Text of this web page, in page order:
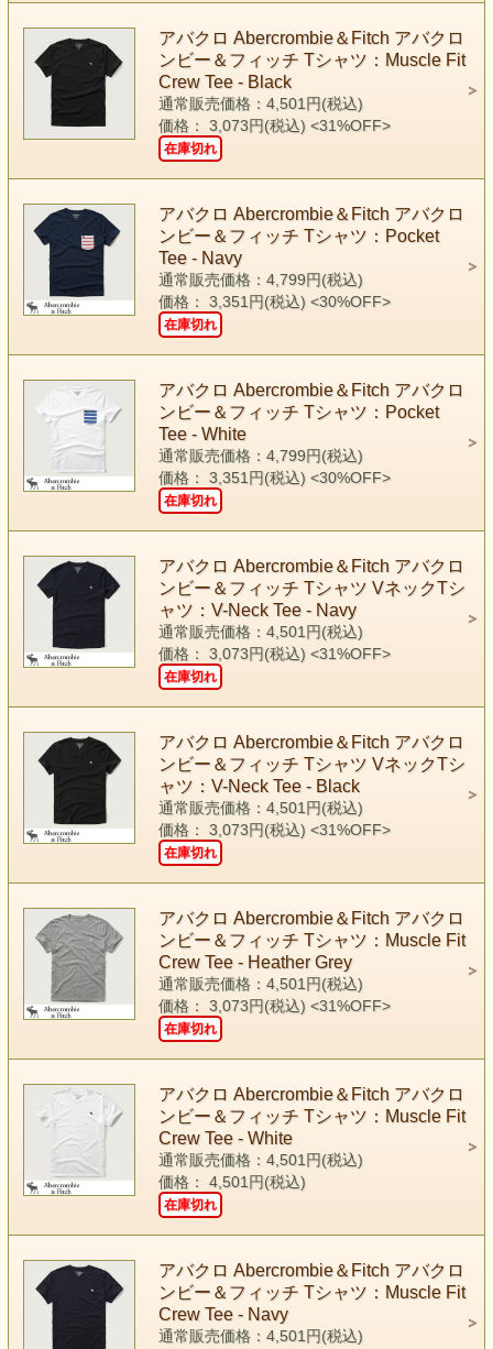
アバクロ Abercrombie＆Fitch アバクロ
ンビー＆フィッチ Tシャツ：Muscle Fit
Crew Tee - Black
通常販売価格：4,501円(税込)
価格： 3,073円(税込) <31%OFF>
在庫切れ
アバクロ Abercrombie＆Fitch アバクロ
ンビー＆フィッチ Tシャツ：Pocket
Tee - Navy
通常販売価格：4,799円(税込)
価格： 3,351円(税込) <30%OFF>
在庫切れ
アバクロ Abercrombie＆Fitch アバクロ
ンビー＆フィッチ Tシャツ：Pocket
Tee - White
通常販売価格：4,799円(税込)
価格： 3,351円(税込) <30%OFF>
在庫切れ
アバクロ Abercrombie＆Fitch アバクロ
ンビー＆フィッチ Tシャツ VネックTシ
ャツ：V-Neck Tee - Navy
通常販売価格：4,501円(税込)
価格： 3,073円(税込) <31%OFF>
在庫切れ
アバクロ Abercrombie＆Fitch アバクロ
ンビー＆フィッチ Tシャツ VネックTシ
ャツ：V-Neck Tee - Black
通常販売価格：4,501円(税込)
価格： 3,073円(税込) <31%OFF>
在庫切れ
アバクロ Abercrombie＆Fitch アバクロ
ンビー＆フィッチ Tシャツ：Muscle Fit
Crew Tee - Heather Grey
通常販売価格：4,501円(税込)
価格： 3,073円(税込) <31%OFF>
在庫切れ
アバクロ Abercrombie＆Fitch アバクロ
ンビー＆フィッチ Tシャツ：Muscle Fit
Crew Tee - White
通常販売価格：4,501円(税込)
価格： 4,501円(税込)
在庫切れ
アバクロ Abercrombie＆Fitch アバクロ
ンビー＆フィッチ Tシャツ：Muscle Fit
Crew Tee - Navy
通常販売価格：4,501円(税込)